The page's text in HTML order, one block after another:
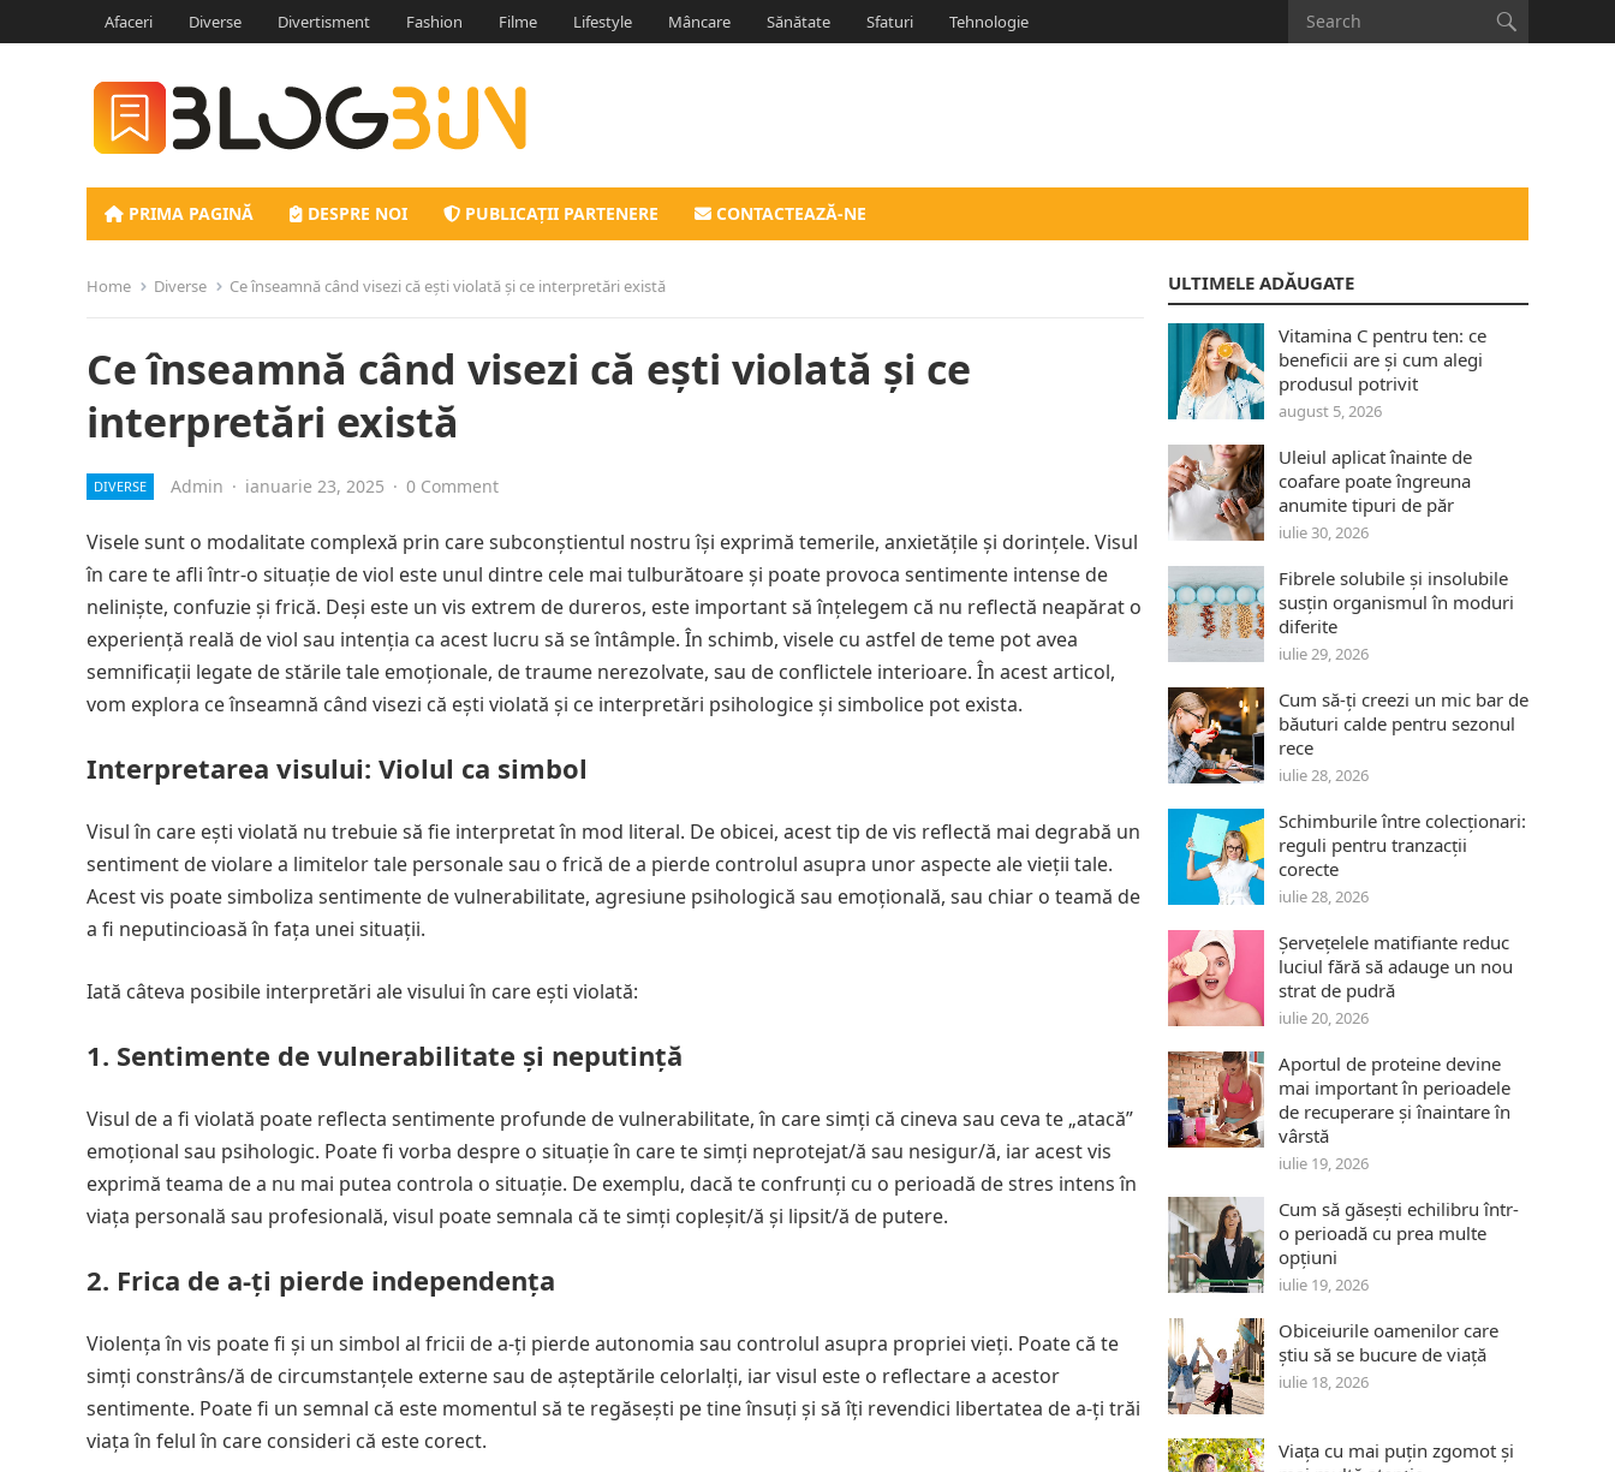
Afaceri Diverse Divertisment Fashion Filme Lifestyle Mâncare Sănătate Sfaturi Tehnologie
PRIMA PAGINĂ DESPRE NOI PUBLICAȚII PARTENERE CONTACTEAZĂ-NE
Home Diverse Ce înseamnă când visezi că ești violată și ce interpretări există
Ce înseamnă când visezi că ești violată și ce
interpretări există
DIVERSE Admin · ianuarie 23, 2025 · 0 Comment
Visele sunt o modalitate complexă prin care subconștientul nostru își exprimă temerile, anxietățile și dorințele. Visul
în care te afli într-o situație de viol este unul dintre cele mai tulburătoare și poate provoca sentimente intense de
neliniște, confuzie și frică. Deși este un vis extrem de dureros, este important să înțelegem că nu reflectă neapărat o
experiență reală de viol sau intenția ca acest lucru să se întâmple. În schimb, visele cu astfel de teme pot avea
semnificații legate de stările tale emoționale, de traume nerezolvate, sau de conflictele interioare. În acest articol,
vom explora ce înseamnă când visezi că ești violată și ce interpretări psihologice și simbolice pot exista.
Interpretarea visului: Violul ca simbol
Visul în care ești violată nu trebuie să fie interpretat în mod literal. De obicei, acest tip de vis reflectă mai degrabă un
sentiment de violare a limitelor tale personale sau o frică de a pierde controlul asupra unor aspecte ale vieții tale.
Acest vis poate simboliza sentimente de vulnerabilitate, agresiune psihologică sau emoțională, sau chiar o teamă de
a fi neputincioasă în fața unei situații.
Iată câteva posibile interpretări ale visului în care ești violată:
1. Sentimente de vulnerabilitate și neputință
Visul de a fi violată poate reflecta sentimente profunde de vulnerabilitate, în care simți că cineva sau ceva te „atacă”
emoțional sau psihologic. Poate fi vorba despre o situație în care te simți neprotejat/ă sau nesigur/ă, iar acest vis
exprimă teama de a nu mai putea controla o situație. De exemplu, dacă te confrunți cu o perioadă de stres intens în
viața personală sau profesională, visul poate semnala că te simți copleșit/ă și lipsit/ă de putere.
2. Frica de a-ți pierde independența
Violența în vis poate fi și un simbol al fricii de a-ți pierde autonomia sau controlul asupra propriei vieți. Poate că te
simți constrâns/ă de circumstanțele externe sau de așteptările celorlalți, iar visul este o reflectare a acestor
sentimente. Poate fi un semnal că este momentul să te regăsești pe tine însuți și să îți revendici libertatea de a-ți trăi
viața în felul în care consideri că este corect.
ULTIMELE ADĂUGATE
Vitamina C pentru ten: ce
beneficii are și cum alegi
produsul potrivit
august 5, 2026
Uleiul aplicat înainte de
coafare poate îngreuna
anumite tipuri de păr
iulie 30, 2026
Fibrele solubile și insolubile
susțin organismul în moduri
diferite
iulie 29, 2026
Cum să-ți creezi un mic bar de
băuturi calde pentru sezonul
rece
iulie 28, 2026
Schimburile între colecționari:
reguli pentru tranzacții
corecte
iulie 28, 2026
Șervețelele matifiante reduc
luciul fără să adauge un nou
strat de pudră
iulie 20, 2026
Aportul de proteine devine
mai important în perioadele
de recuperare și înaintare în
vârstă
iulie 19, 2026
Cum să găsești echilibru într-
o perioadă cu prea multe
opțiuni
iulie 19, 2026
Obiceiurile oamenilor care
știu să se bucure de viață
iulie 18, 2026
Viața cu mai puțin zgomot și